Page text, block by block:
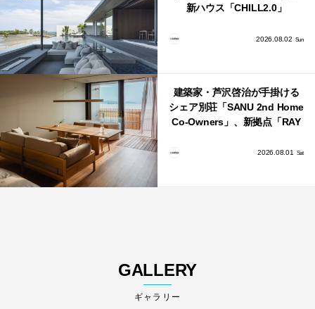
新ハウス「CHILL2.0」
2026.08.02 Sun
建築家・芦沢啓治が手掛ける
シェア別荘「SANU 2nd Home
Co-Owners」、新拠点「RAY
2026.08.01 Sat
GALLERY
ギャラリー